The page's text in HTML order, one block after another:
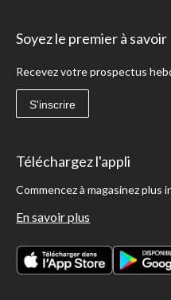
Soyez le premier à savoir
Recevez votre prospectus
S'inscrire
Téléchargez l'appli
Commencez à magasinez plus
En savoir plus